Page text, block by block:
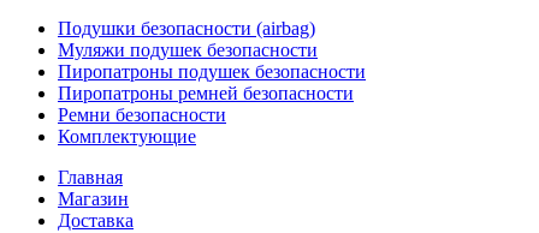
Подушки безопасности (airbag)
Муляжи подушек безопасности
Пиропатроны подушек безопасности
Пиропатроны ремней безопасности
Ремни безопасности
Комплектующие
Главная
Магазин
Доставка